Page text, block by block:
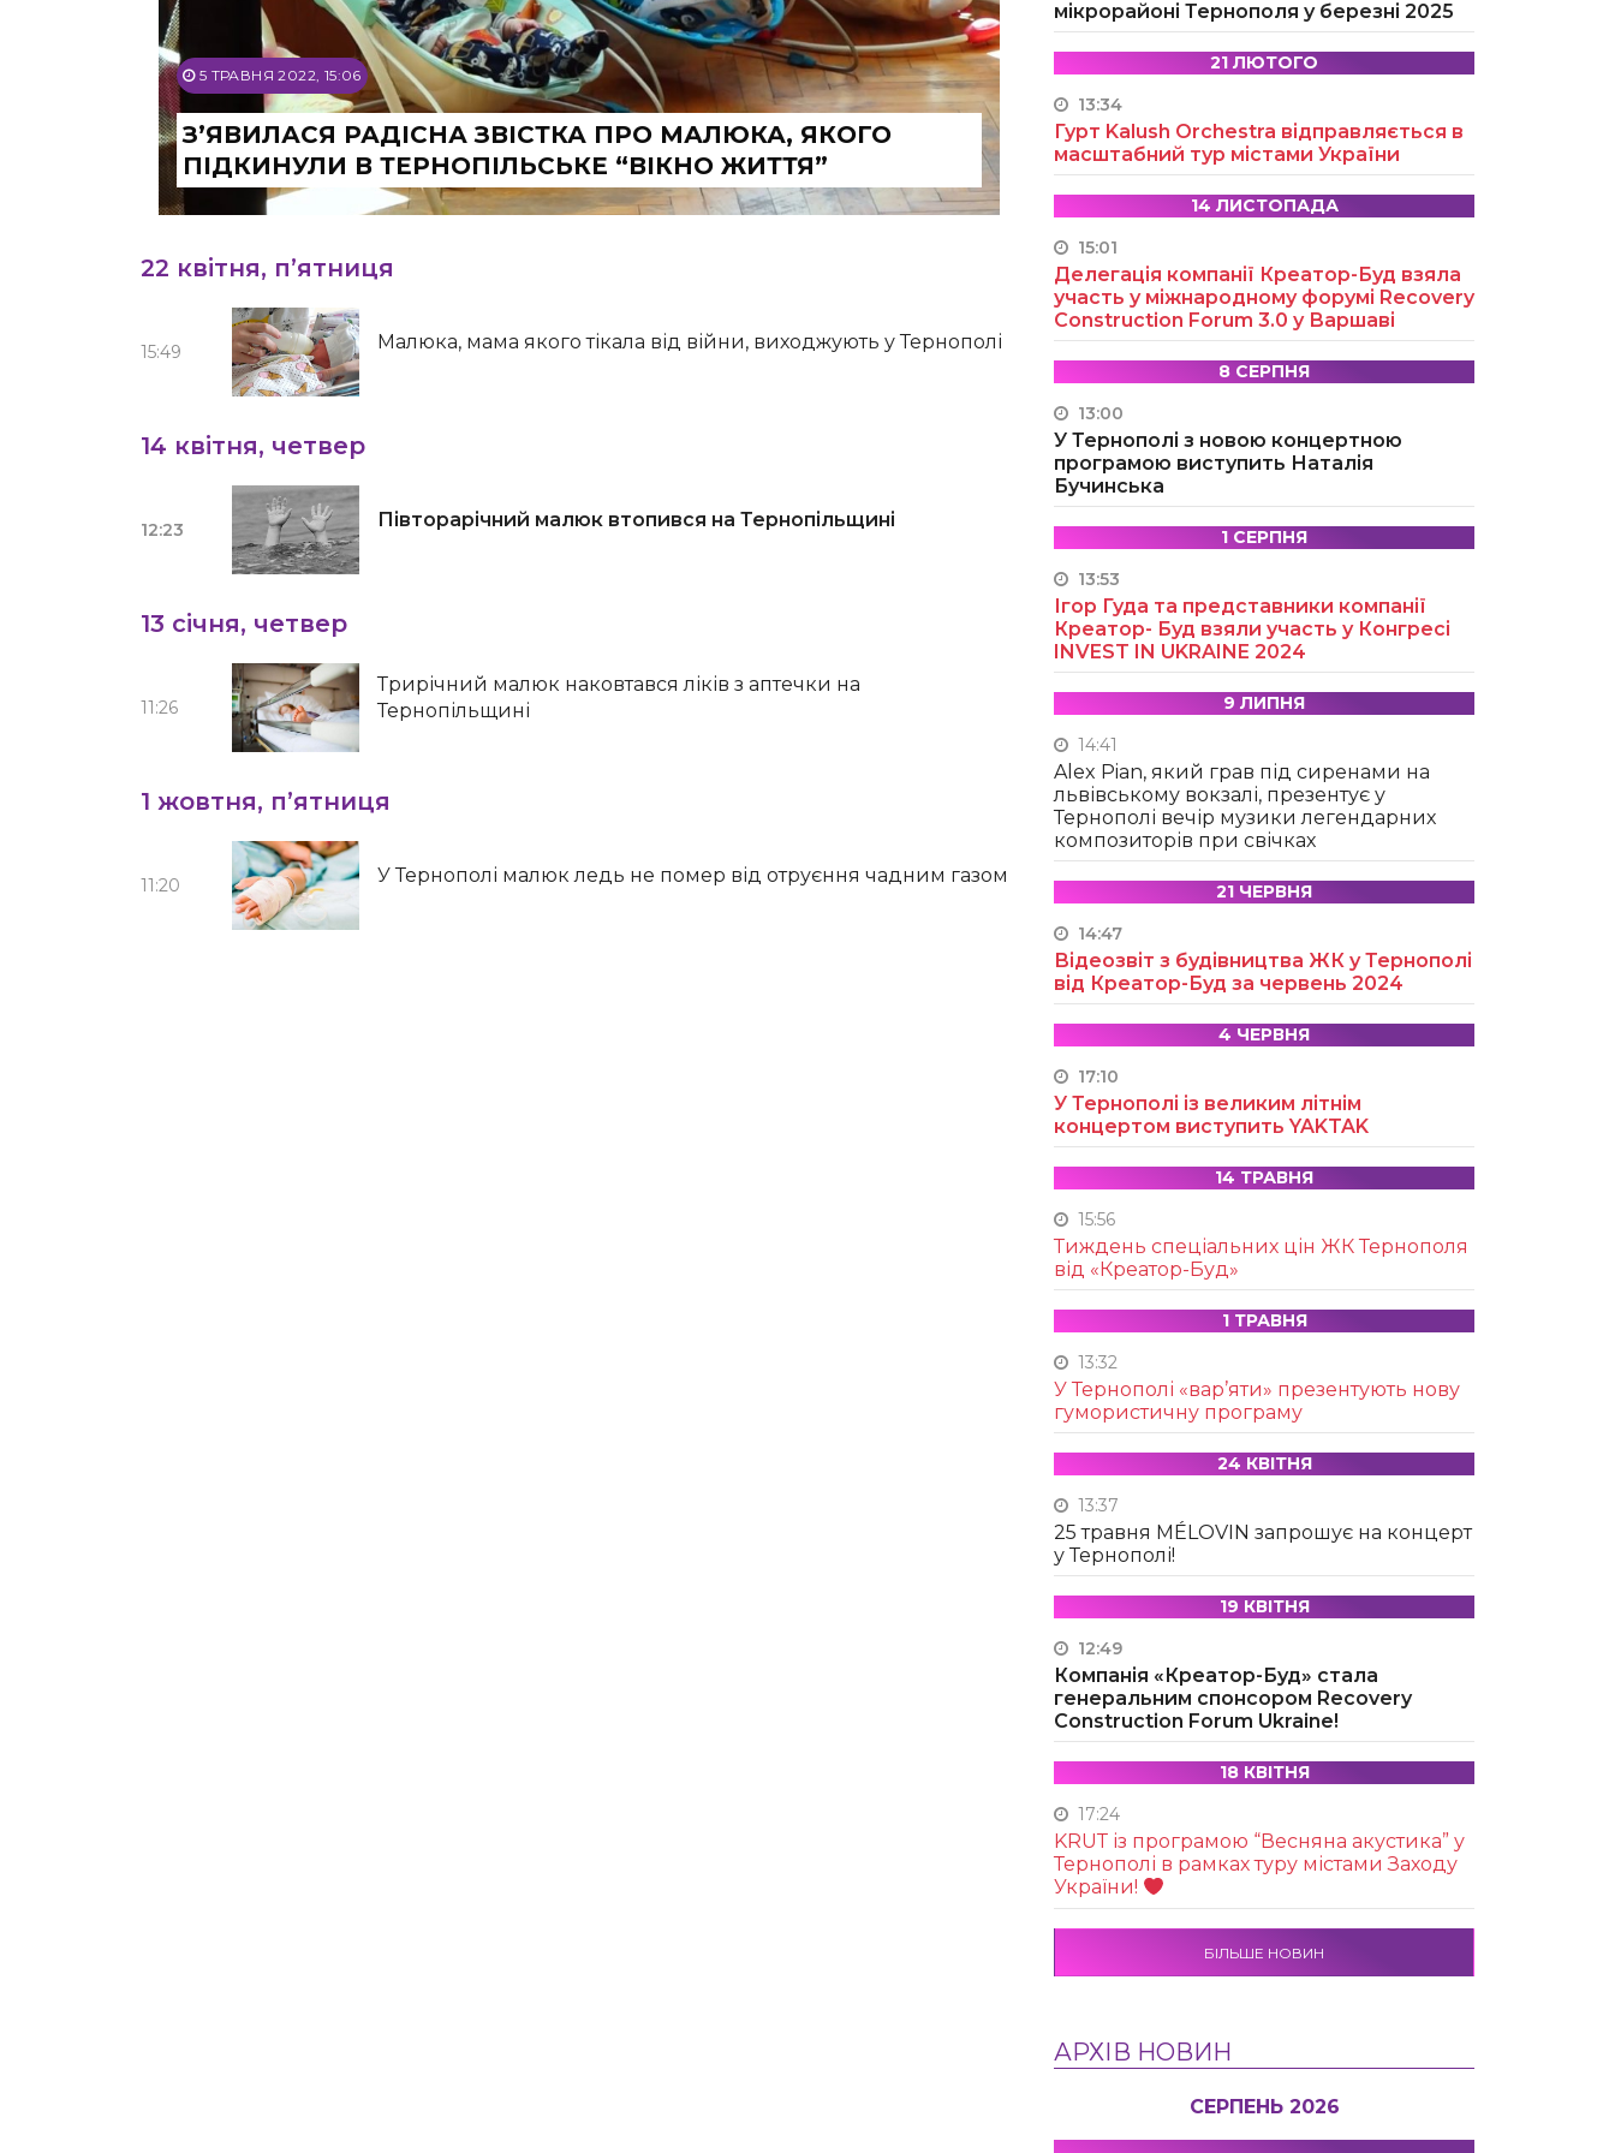
5 ТРАВНЯ 2022, 15:06
З’ЯВИЛАСЯ РАДІСНА ЗВІСТКА ПРО МАЛЮКА, ЯКОГО
ПІДКИНУЛИ В ТЕРНОПІЛЬСЬКЕ “ВІКНО ЖИТТЯ”
22 квітня, п’ятниця
15:49 Малюка, мама якого тікала від війни, виходжують у Тернополі
14 квітня, четвер
12:23 Півторарічний малюк втопився на Тернопільщині
13 січня, четвер
11:26
Трирічний малюк наковтався ліків з аптечки на
Тернопільщині
1 жовтня, п’ятниця
11:20 У Тернополі малюк ледь не помер від отруєння чадним газом
мікрорайоні Тернополя у березні 2025
21 ЛЮТОГО
13:34
Гурт Kalush Orchestra відправляється в
масштабний тур містами України
14 ЛИСТОПАДА
15:01
Делегація компанії Креатор-Буд взяла
участь у міжнародному форумі Recovery
Construction Forum 3.0 у Варшаві
8 СЕРПНЯ
13:00
У Тернополі з новою концертною
програмою виступить Наталія
Бучинська
1 СЕРПНЯ
13:53
Ігор Гуда та представники компанії
Креатор- Буд взяли участь у Конгресі
INVEST IN UKRAINE 2024
9 ЛИПНЯ
14:41
Alex Pian, який грав під сиренами на
львівському вокзалі, презентує у
Тернополі вечір музики легендарних
композиторів при свічках
21 ЧЕРВНЯ
14:47
Відеозвіт з будівництва ЖК у Тернополі
від Креатор-Буд за червень 2024
4 ЧЕРВНЯ
17:10
У Тернополі із великим літнім
концертом виступить YAKTAK
14 ТРАВНЯ
15:56
Тиждень спеціальних цін ЖК Тернополя
від «Креатор-Буд»
1 ТРАВНЯ
13:32
У Тернополі «вар’яти» презентують нову
гумористичну програму
24 КВІТНЯ
13:37
25 травня MÉLOVIN запрошує на концерт
у Тернополі!
19 КВІТНЯ
12:49
Компанія «Креатор-Буд» стала
генеральним спонсором Recovery
Construction Forum Ukraine!
18 КВІТНЯ
17:24
KRUТ із програмою “Весняна акустика” у
Тернополі в рамках туру містами Заходу
України!
БІЛЬШЕ НОВИН
АРХІВ НОВИН
СЕРПЕНЬ 2026